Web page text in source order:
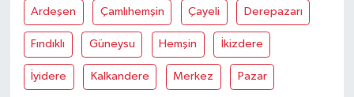
Ardeşen Çamlıhemşin Çayeli Derepazarı
Fındıklı Güneysu Hemşin İkizdere
İyidere Kalkandere Merkez Pazar